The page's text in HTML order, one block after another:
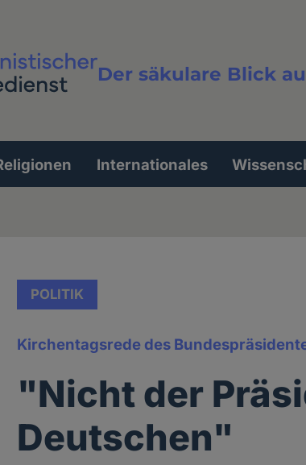
Der säkulare Blick
Volltextsuche
Internationales
POLITIK
Kirchentagsrede des
"Nicht der
Deutschen"